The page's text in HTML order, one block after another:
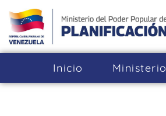
Inicio Ministerio